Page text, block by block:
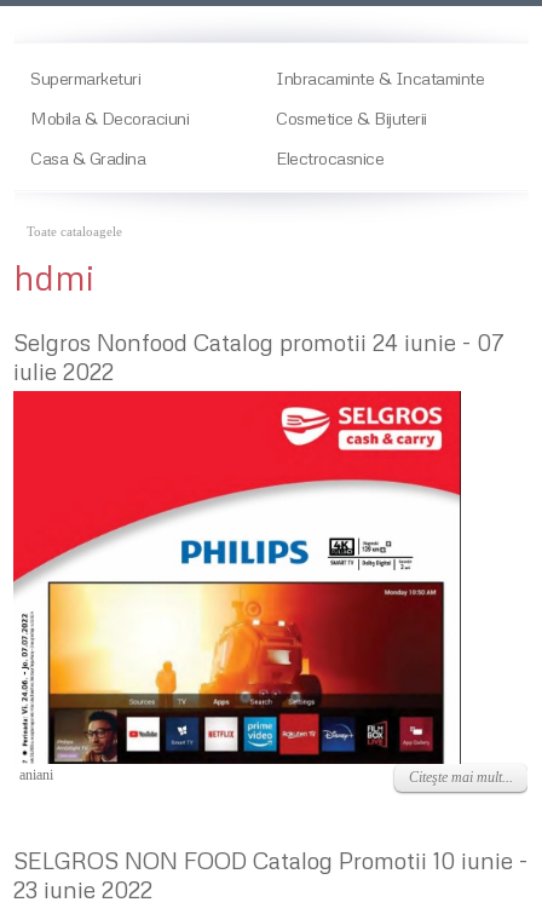
Supermarketuri
Inbracaminte & Incataminte
Mobila & Decoraciuni
Cosmetice & Bijuterii
Casa & Gradina
Electrocasnice
Toate cataloagele
hdmi
Selgros Nonfood Catalog promotii 24 iunie - 07
iulie 2022
Luni, 27 Iunie 2022
aniani Citeşte mai mult...
SELGROS NON FOOD Catalog Promotii 10 iunie -
23 iunie 2022